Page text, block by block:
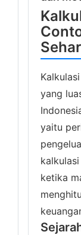
yang
yaitu
ketika